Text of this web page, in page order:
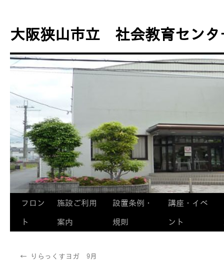
テ
ン
へ
ス
プ
大阪狭山市立 社会教育センタ
フロン
ト
施設ご利用
案内
設置条例・
規則
講座・イベ
ント
← りらっくすヨガ 9月